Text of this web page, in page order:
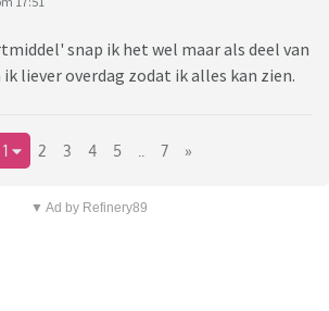
snap ik het wel maar als deel van
liever overdag zodat ik alles kan zien.
1 2 3 4 5 7 »
▼ Ad by Refinery89